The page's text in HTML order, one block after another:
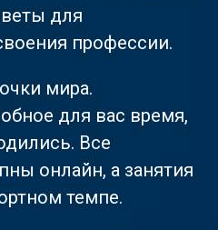
для
профессии.
мира.
для вас время,
Все
онлайн, а занятия
темпе.